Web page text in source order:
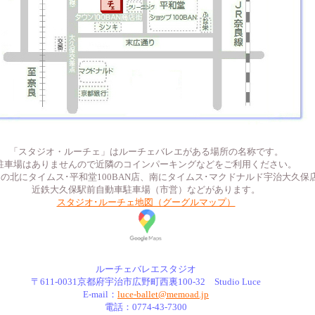
「スタジオ・ルーチェ」はルーチェバレエがある場所の名称です。
車場はありませんので近隣のコインパーキングなどをご利用ください。
北にタイムス･平和堂100BAN店、南にタイムス･マクドナルド宇治大久保
近鉄大久保駅前自動車駐車場（市営）などがあります。
スタジオ･ルーチェ地図（グーグルマップ）
ルーチェバレエスタジオ
〒611-0031京都府宇治市広野町西裏100-32 Studio Luce
E-mail： luce-ballet@memoad.jp
電話：0774-43-7300